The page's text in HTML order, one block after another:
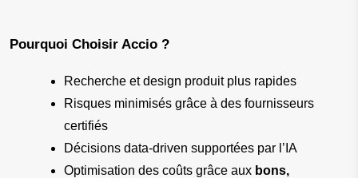
Pourquoi Choisir Accio ?
Recherche et design produit plus rapides
Risques minimisés grâce à des fournisseurs
certifiés
Décisions data-driven supportées par l’IA
Optimisation des coûts grâce aux bons,